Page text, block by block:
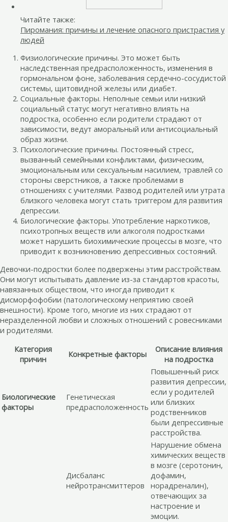
Читайте также:
Пиромания: причины и лечение опасного пристрастия у
людей
Физиологические причины. Это может быть
наследственная предрасположенность, изменения в
гормональном фоне, заболевания сердечно-сосудистой
системы, щитовидной железы или диабет.
Социальные факторы. Неполные семьи или низкий
социальный статус могут негативно влиять на
подростка, особенно если родители страдают от
зависимости, ведут аморальный или антисоциальный
образ жизни.
Психологические причины. Постоянный стресс,
вызванный семейными конфликтами, физическим,
эмоциональным или сексуальным насилием, травлей со
стороны сверстников, а также проблемами в
отношениях с учителями. Развод родителей или утрата
близкого человека могут стать триггером для развития
депрессии.
Биологические факторы. Употребление наркотиков,
психотропных веществ или алкоголя подростками
может нарушить биохимические процессы в мозге, что
приводит к возникновению депрессивных состояний.
Девочки-подростки более подвержены этим расстройствам.
Они могут испытывать давление из-за стандартов красоты,
навязанных обществом, что иногда приводит к
дисморфофобии (патологическому неприятию своей
внешности). Кроме того, многие из них страдают от
неразделенной любви и сложных отношений с ровесниками
и родителями.
Категория
причин
Конкретные факторы
Описание влияния
на подростка
Биологические
факторы
Генетическая
предрасположенность
Повышенный риск
развития депрессии,
если у родителей
или близких
родственников
были депрессивные
расстройства.
Дисбаланс
нейротрансмиттеров
Нарушение обмена
химических веществ
в мозге (серотонин,
дофамин,
норадреналин),
отвечающих за
настроение и
эмоции.